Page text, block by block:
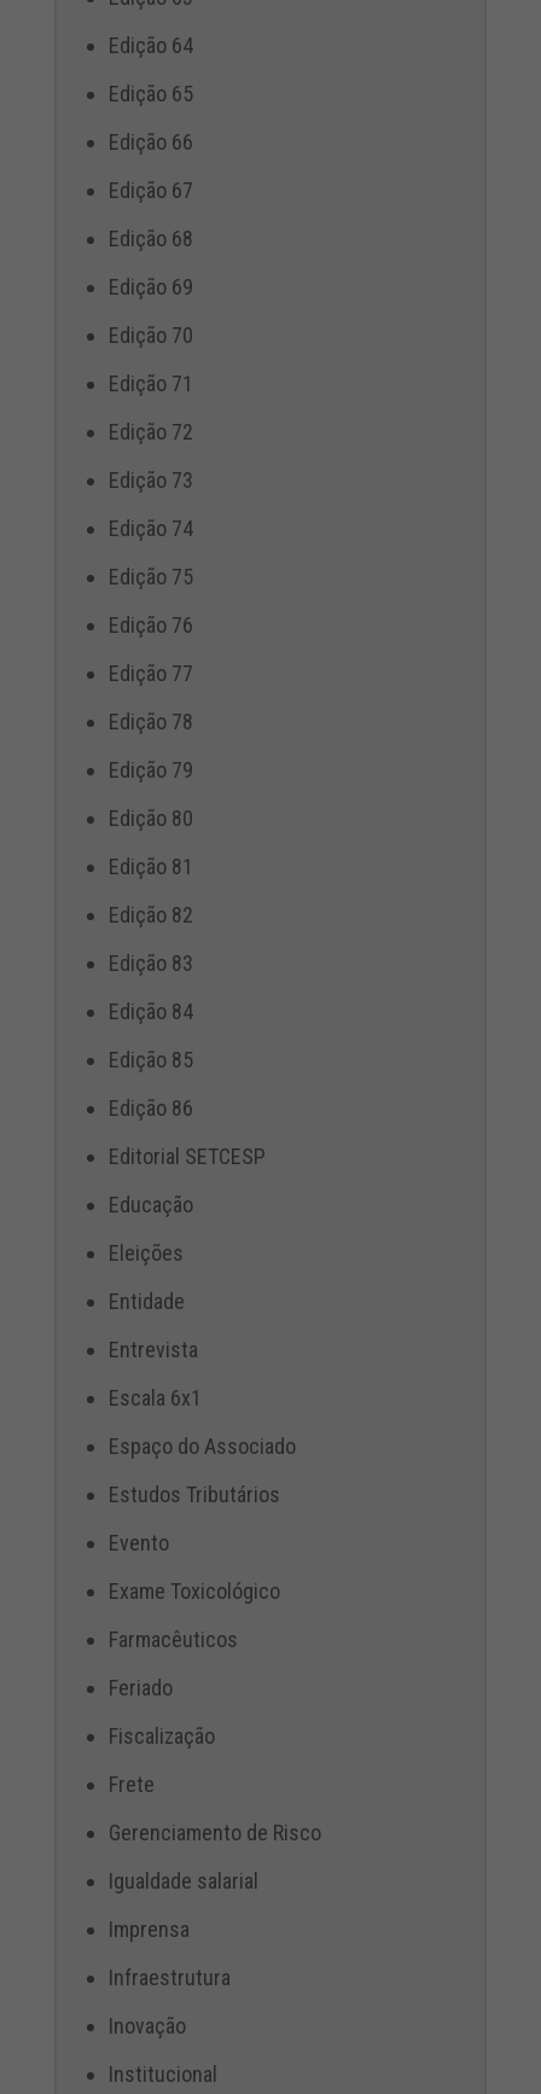
Edição 64
Edição 65
Edição 66
Edição 67
Edição 68
Edição 69
Edição 70
Edição 71
Edição 72
Edição 73
Edição 74
Edição 75
Edição 76
Edição 77
Edição 78
Edição 79
Edição 80
Edição 81
Edição 82
Edição 83
Edição 84
Edição 85
Edição 86
Editorial SETCESP
Educação
Eleições
Entidade
Entrevista
Escala 6x1
Espaço do Associado
Estudos Tributários
Evento
Exame Toxicológico
Farmacêuticos
Feriado
Fiscalização
Frete
Gerenciamento de Risco
Igualdade salarial
Imprensa
Infraestrutura
Inovação
Institucional